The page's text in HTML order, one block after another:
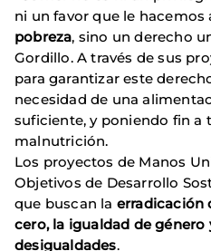
ni un favor que le
pobreza, sino un derecho
Gordillo. A través de sus
para garantizar este
necesidad de una
suficiente, y poniendo fin a
malnutrición.
Los proyectos de Manos
Objetivos de Desarrollo
que buscan la erradicación
cero, la igualdad de género
desigualdades.